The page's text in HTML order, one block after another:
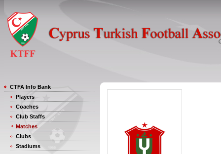
CTFA Info Bank
Players
Coaches
Club Staffs
Matches
Clubs
Stadiums